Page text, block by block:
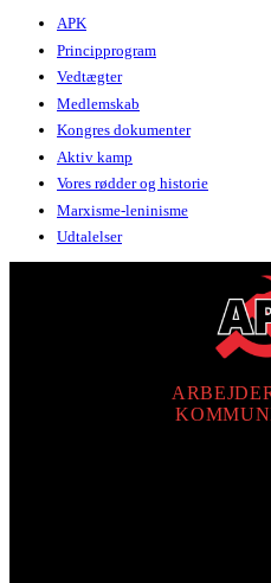
APK
Principprogram
Vedtægter
Medlemskab
Kongres dokumenter
Aktiv kamp
Vores rødder og historie
Marxisme-leninisme
Udtalelser